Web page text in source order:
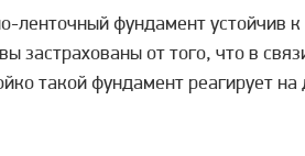
ленточный фундамент устойчив
застрахованы от того, что в
такой фундамент реагирует